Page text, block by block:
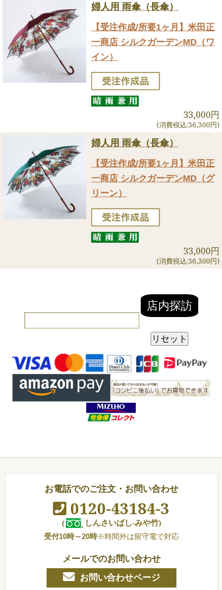
婦人用 雨傘（長傘）
【受注作成/所要1ヶ月】米田正
一商店 シルクガーデンMD（ワ
イン）
33,000円
(消費税込:36,300円)
婦人用 雨傘（長傘）
【受注作成/所要1ヶ月】米田正
一商店 シルクガーデンMD（グ
リーン）
33,000円
(消費税込:36,300円)
お電話でのご注文・お問い合わせ
0120-43184-3
(
しんさいばし-みや竹)
受付10時～20時※時間外は留守電で対応
メールでのお問い合わせ
お問い合わせページ